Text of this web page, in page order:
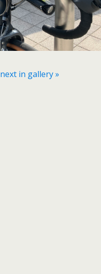
next in gallery »